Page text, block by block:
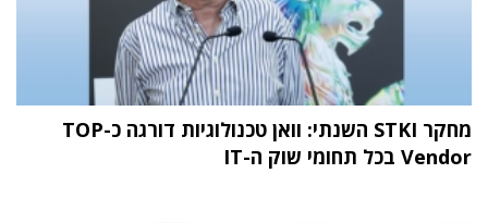
מחקר STKI השנתי: וואן טכנולוגיות דורגה כ-TOP
Vendor בכל תחומי שוק ה-IT